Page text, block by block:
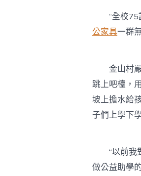
“全校75論
公家具一群
金山村嚴
跳上吧檯，
坡上擔水給
子們上學下
“以前我
做公益助學